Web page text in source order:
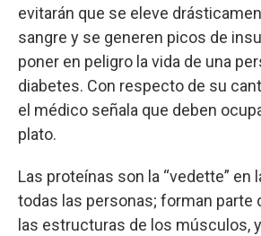
evitarán que se eleve
sangre y se generen picos de
poner en peligro la vida de una
diabetes. Con respecto de su
el médico señala que deben
plato.
Las proteínas son la “vedette” en
todas las personas; forman parte
las estructuras de los músculos,